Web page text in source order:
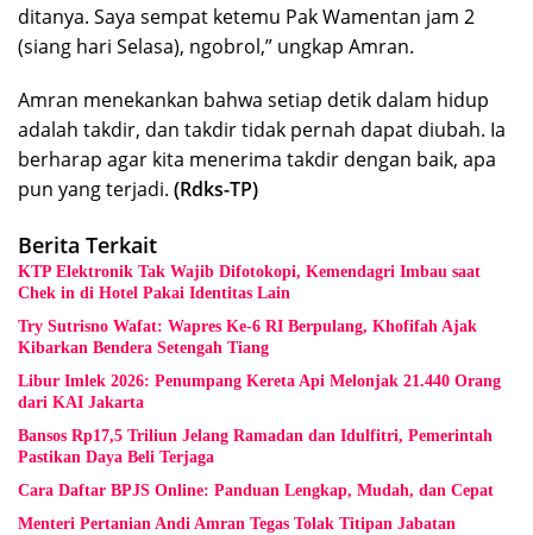
ditanya. Saya sempat ketemu Pak Wamentan jam 2
(siang hari Selasa), ngobrol,” ungkap Amran.
Amran menekankan bahwa setiap detik dalam hidup
adalah takdir, dan takdir tidak pernah dapat diubah. Ia
berharap agar kita menerima takdir dengan baik, apa
pun yang terjadi. (Rdks-TP)
Berita Terkait
KTP Elektronik Tak Wajib Difotokopi, Kemendagri Imbau saat
Chek in di Hotel Pakai Identitas Lain
Try Sutrisno Wafat: Wapres Ke-6 RI Berpulang, Khofifah Ajak
Kibarkan Bendera Setengah Tiang
Libur Imlek 2026: Penumpang Kereta Api Melonjak 21.440 Orang
dari KAI Jakarta
Bansos Rp17,5 Triliun Jelang Ramadan dan Idulfitri, Pemerintah
Pastikan Daya Beli Terjaga
Cara Daftar BPJS Online: Panduan Lengkap, Mudah, dan Cepat
Menteri Pertanian Andi Amran Tegas Tolak Titipan Jabatan